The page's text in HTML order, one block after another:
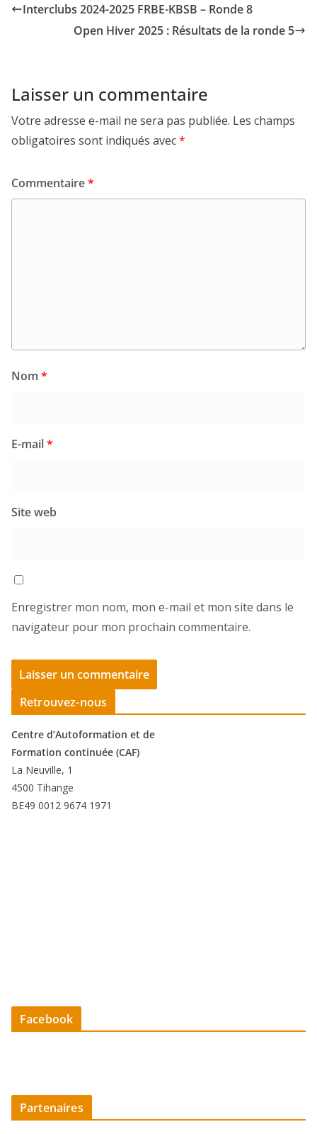
Interclubs 2024-2025 FRBE-KBSB – Ronde 8
Open Hiver 2025 : Résultats de la ronde 5
Laisser un commentaire
Votre adresse e-mail ne sera pas publiée. Les champs
obligatoires sont indiqués avec*
Commentaire*
Nom *
E-mail*
Site web
Enregistrer mon nom, mon e-mail et mon site dans le
navigateur pour mon prochain commentaire.
Retrouvez-nous
Centre d’Autoformation et de
Formation continuée (CAF)
La Neuville, 1
4500 Tihange
BE49 0012 9674 1971
Facebook
Partenaires